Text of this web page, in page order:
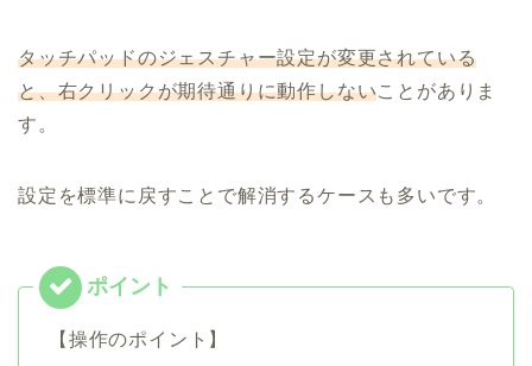
タッチパッドのジェスチャー設定が変更されている
と、右クリックが期待通りに動作しないことがありま
す。
設定を標準に戻すことで解消するケースも多いです。
【操作のポイント】